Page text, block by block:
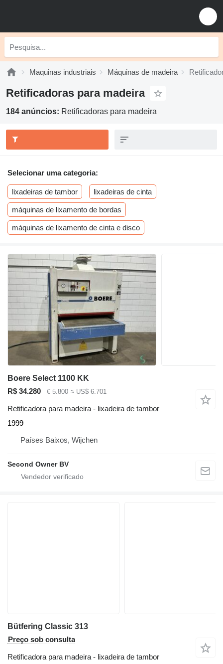
Maquinas industriais Máquinas de madeira
Retificadoras para madeira
184 anúncios: Retificadoras para madeira
Selecionar uma categoria:
lixadeiras de tambor lixadeiras de cinta
máquinas de lixamento de bordas
máquinas de lixamento de cinta e disco
Boere Select 1100 KK
R$ 34.280
€ 5.800 ≈ US$ 6.701
Retificadora para madeira - lixadeira de tambor
1999
Países Baixos, Wijchen
Second Owner BV
Bütfering Classic 313
Preço sob consulta
Retificadora para madeira - lixadeira de tambor